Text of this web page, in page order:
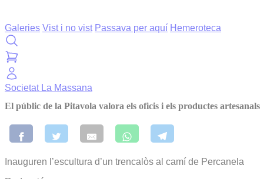
Galeries Vist i no vist Passava per aquí Hemeroteca
Societat La Massana
El públic de la Pitavola valora els oficis i els productes artesanals
Inauguren l’escultura d’un trencalòs al camí de Percanela